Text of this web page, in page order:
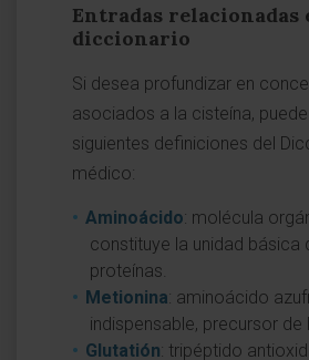
Entradas relacionadas
diccionario
Si desea profundizar en
asociados a la cisteína,
siguientes definiciones del
médico:
Aminoácido: molécula
constituye la unidad básica
proteínas.
Metionina: aminoácido
indispensable, precursor de
Glutatión: tripéptido